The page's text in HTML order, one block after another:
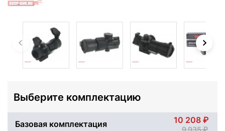
Выберите комплектацию
Базовая комплектация 10 208
9 935